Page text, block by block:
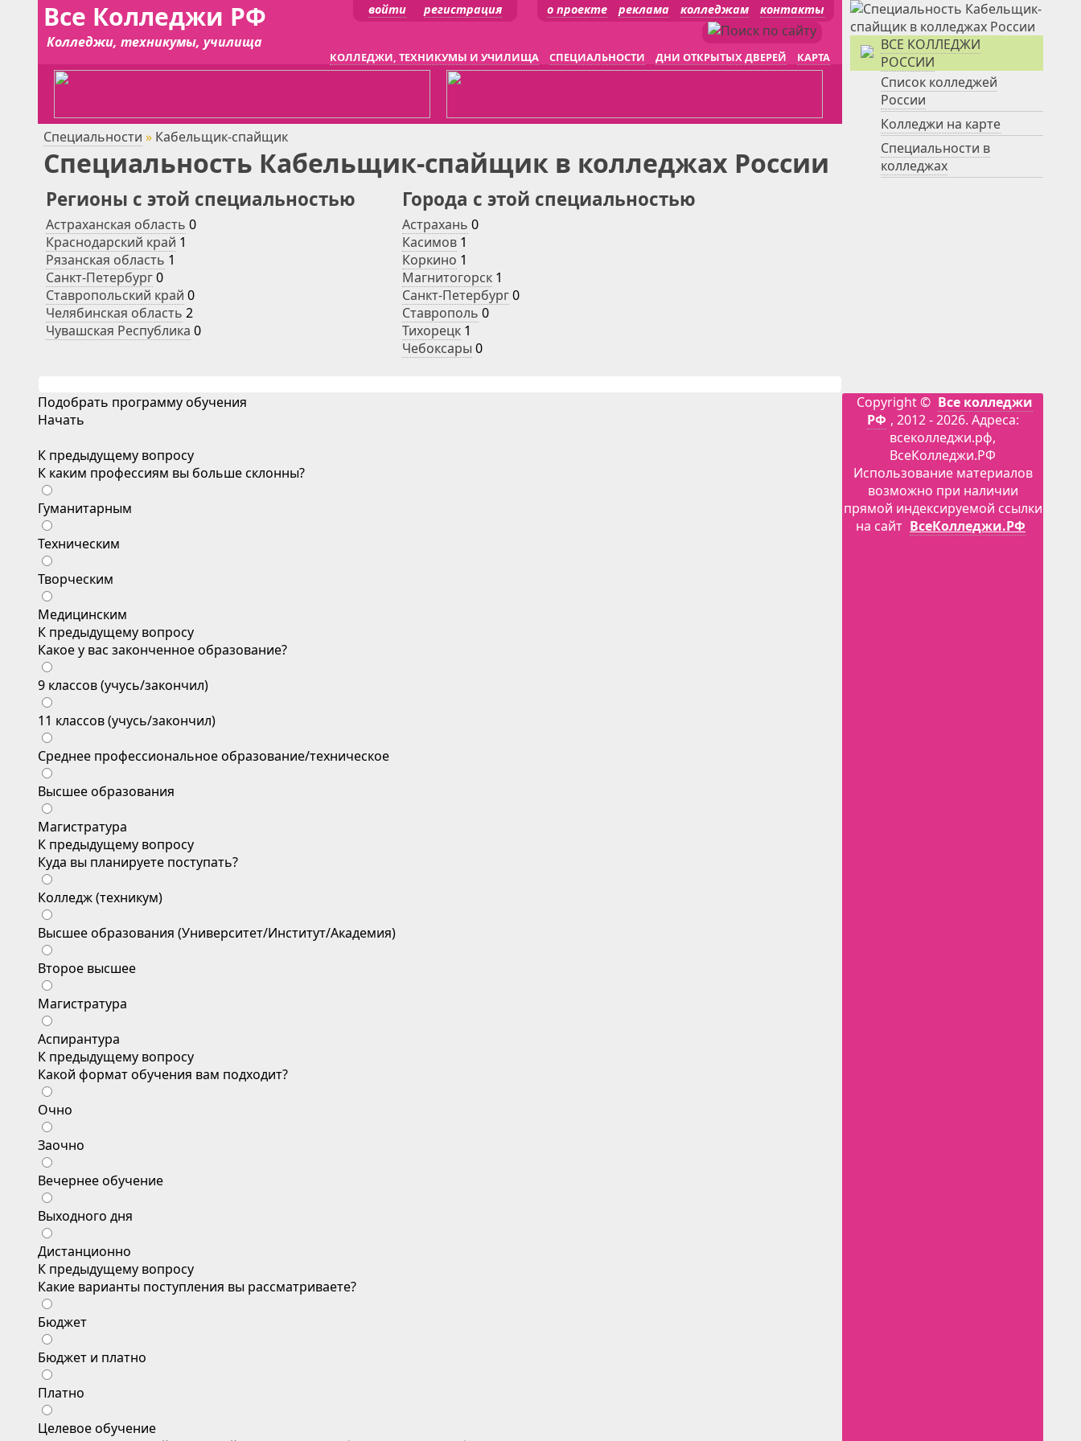
Все Колледжи РФ
Колледжи, техникумы, училища
о проекте реклама колледжам контакты
войти регистрация
КОЛЛЕДЖИ, ТЕХНИКУМЫ И УЧИЛИЩА СПЕЦИАЛЬНОСТИ ДНИ ОТКРЫТЫХ ДВЕРЕЙ КАРТА
Специальности » Кабельщик-спайщик
Специальность Кабельщик-спайщик в колледжах России
Регионы с этой специальностью
Астраханская область 0
Краснодарский край 1
Рязанская область 1
Санкт-Петербург0
Ставропольский край 0
Челябинская область 2
Чувашская Республика 0
Города с этой специальностью
Астрахань 0
Касимов 1
Коркино 1
Магнитогорск 1
Санкт-Петербург0
Ставрополь 0
Тихорецк 1
Чебоксары 0
ВСЕ КОЛЛЕДЖИ
РОССИИ
Список колледжей
России
Колледжи на карте
Специальности в
колледжах
Подобрать программу обучения
Начать
К предыдущему вопросу
К каким профессиям вы больше склонны?
Гуманитарным
Техническим
Творческим
Медицинским
К предыдущему вопросу
Какое у вас законченное образование?
9 классов (учусь/закончил)
11 классов (учусь/закончил)
Среднее профессиональное образование/техническое
Высшее образования
Магистратура
К предыдущему вопросу
Куда вы планируете поступать?
Колледж (техникум)
Высшее образования (Университет/Институт/Академия)
Второе высшее
Магистратура
Аспирантура
К предыдущему вопросу
Какой формат обучения вам подходит?
Очно
Заочно
Вечернее обучение
Выходного дня
Дистанционно
К предыдущему вопросу
Какие варианты поступления вы рассматриваете?
Бюджет
Бюджет и платно
Платно
Целевое обучение
Copyright © Все колледжи
РФ , 2012 - 2026. Адреса:
всеколледжи.рф,
ВсеКолледжи.РФ
Использование материалов
возможно при наличии
прямой индексируемой ссылки
на сайт ВсеКолледжи.РФ